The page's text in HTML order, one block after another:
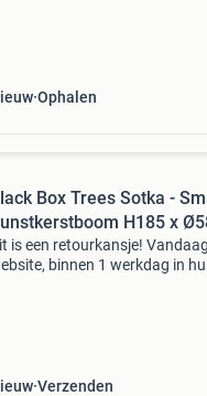
Ophalen
Box Trees Sotka -
H185 x
is een retourkansje!
binnen 1 werkdag in
Verzenden